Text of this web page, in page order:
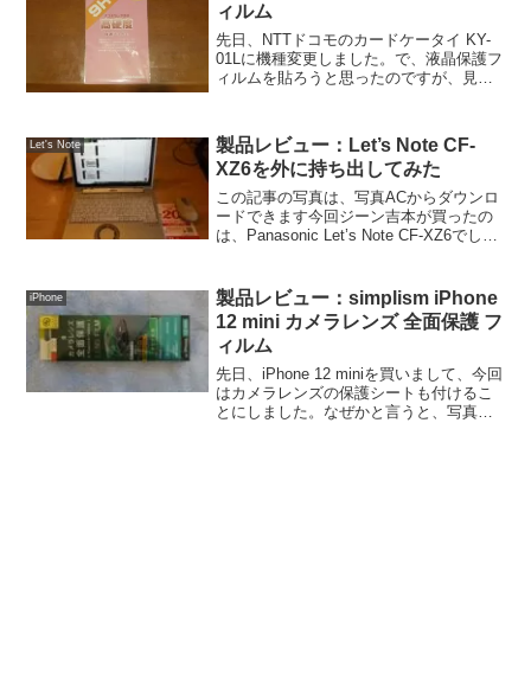
ィルム
先日、NTTドコモのカードケータイ KY-
01Lに機種変更しました。で、液晶保護フ
ィルムを貼ろうと思ったのですが、見つ
売りです。ジーン吉本がかったのは、非
光沢タイプです...
Let's Note
製品レビュー：Let’s Note CF-
XZ6を外に持ち出してみた
この記事の写真は、写真ACからダウンロ
ードできます今回ジーン吉本が買ったの
は、Panasonic Let’s Note CF-XZ6でし
ーン吉本がLet's ...
iPhone
製品レビュー：simplism iPhone
12 mini カメラレンズ 全面保護 フ
ィルム
先日、iPhone 12 miniを買いまして、今回
はカメラレンズの保護シートも付けるこ
とにしました。なぜかと言うと、写真を